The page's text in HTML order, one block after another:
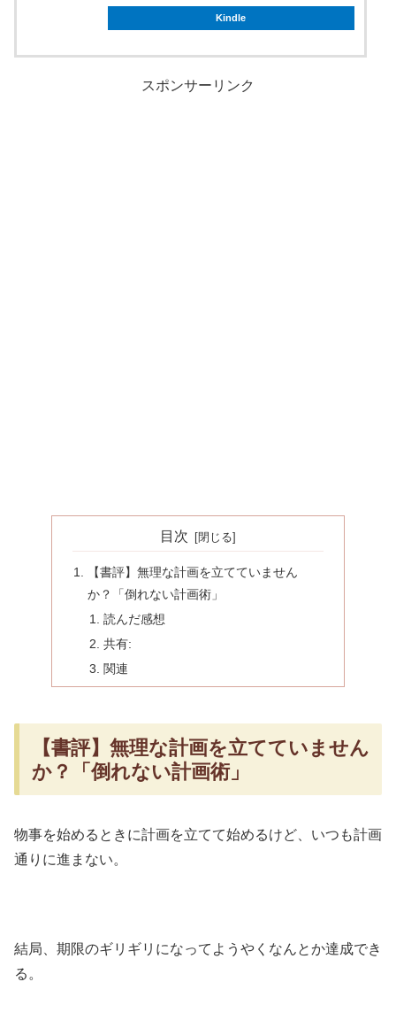
Kindle
スポンサーリンク
目次
【書評】無理な計画を立てていません
か？「倒れない計画術」
読んだ感想
共有:
関連
【書評】無理な計画を立てていません
か？「倒れない計画術」
物事を始めるときに計画を立てて始めるけど、いつも計画
通りに進まない。
結局、期限のギリギリになってようやくなんとか達成でき
る。